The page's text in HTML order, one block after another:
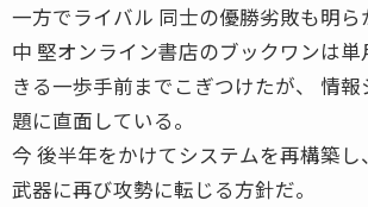
一方でライバル 同士の優勝劣敗も明ら
中 堅オンライン書店のブックワンは単
きる一歩手前までこぎつけたが、 情
題に直面している。
今 後半年をかけてシステムを再構築し
武器に再び攻勢に転じる方針だ。